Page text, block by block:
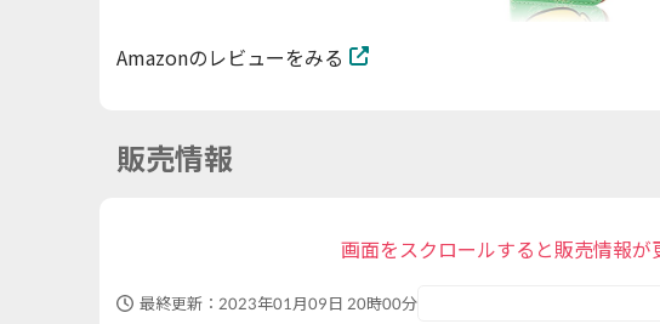
Amazonのレビューをみる
販売情報
画面をスクロールすると販売情報が
最終更新： 2023年01月09日 20時00分